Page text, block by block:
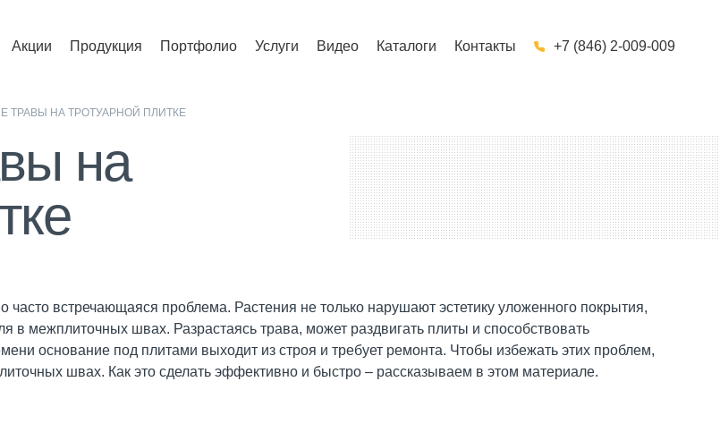
Акции Продукция Портфолио Услуги Видео Каталоги Контакты +7 (846) 2-009-009
ТРАВЫ НА ТРОТУАРНОЙ ПЛИТКЕ
на
встречающаяся проблема. Растения не только нарушают эстетику уложенного покрытия,
в межплиточных швах. Разрастаясь трава, может раздвигать плиты и способствовать
основание под плитами выходит из строя и требует ремонта. Чтобы избежать этих проблем,
швах. Как это сделать эффективно и быстро – рассказываем в этом материале.